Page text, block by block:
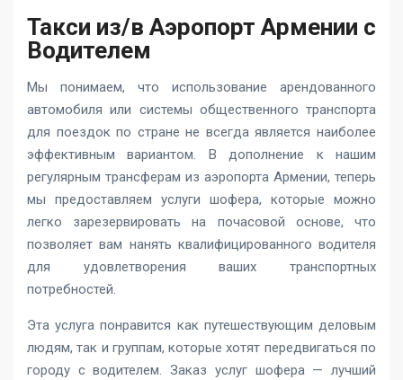
Такси из/в Аэропорт Армении с
Водителем
Мы понимаем, что использование арендованного
автомобиля или системы общественного транспорта
для поездок по стране не всегда является наиболее
эффективным вариантом. В дополнение к нашим
регулярным трансферам из аэропорта Армении, теперь
мы предоставляем услуги шофера, которые можно
легко зарезервировать на почасовой основе, что
позволяет вам нанять квалифицированного водителя
для удовлетворения ваших транспортных
потребностей.
Эта услуга понравится как путешествующим деловым
людям, так и группам, которые хотят передвигаться по
городу с водителем. Заказ услуг шофера — лучший